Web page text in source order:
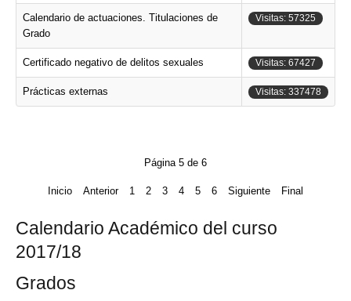
Calendario de actuaciones. Titulaciones de
Grado
Visitas: 57325
Certificado negativo de delitos sexuales Visitas: 67427
Prácticas externas Visitas: 337478
Página 5 de 6
Inicio Anterior 1 2 3 4 5 6 Siguiente Final
Calendario Académico del curso
2017/18
Grados